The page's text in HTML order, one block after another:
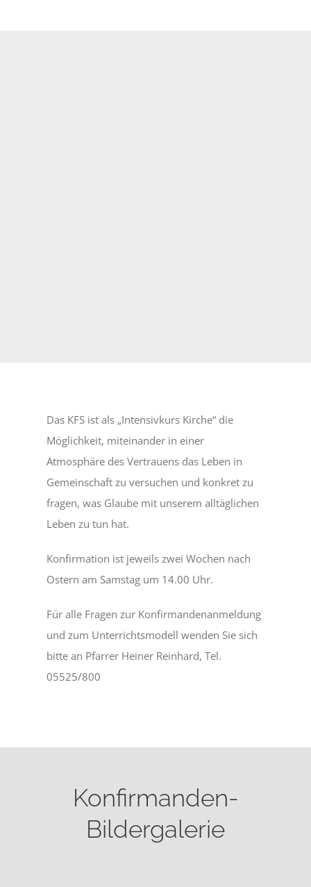
Das KFS ist als „Intensivkurs Kirche“ die
Möglichkeit, miteinander in einer
Atmosphäre des Vertrauens das Leben in
Gemeinschaft zu versuchen und konkret zu
fragen, was Glaube mit unserem alltäglichen
Leben zu tun hat.
Konfirmation ist jeweils zwei Wochen nach
Ostern am Samstag um 14.00 Uhr.
Für alle Fragen zur Konfirmandenanmeldung
und zum Unterrichtsmodell wenden Sie sich
bitte an Pfarrer Heiner Reinhard, Tel.
05525/800
Konfirmanden-
Bildergalerie